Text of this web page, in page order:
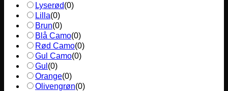
Lyserød(0)
Lilla(0)
Brun(0)
Blå Camo(0)
Rød Camo(0)
Gul Camo(0)
Gul (0)
Orange(0)
Olivengrøn(0)